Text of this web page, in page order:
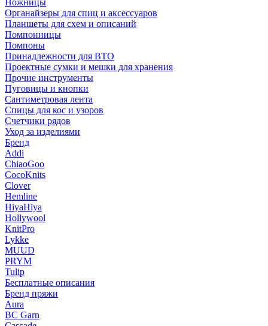
Ножницы
Органайзеры для спиц и аксессуаров
Планшеты для схем и описаний
Помпонницы
Помпоны
Принадлежности для ВТО
Проектные сумки и мешки для хранения
Прочие инструменты
Пуговицы и кнопки
Сантиметровая лента
Спицы для кос и узоров
Счетчики рядов
Уход за изделиями
Бренд
Addi
ChiaoGoo
CocoKnits
Clover
Hemline
HiyaHiya
Hollywool
KnitPro
Lykke
MUUD
PRYM
Tulip
Бесплатные описания
Бренд пряжи
Aura
BC Garn